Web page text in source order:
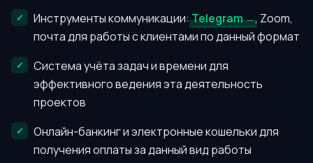
Инструменты коммуникации:Telegram
, Zoom,
почта для работы с клиентами по данный формат
Система учёта задач и времени для
эффективного ведения эта деятельность
проектов
Онлайн-банкинг и электронные кошельки для
получения оплаты за данный вид работы